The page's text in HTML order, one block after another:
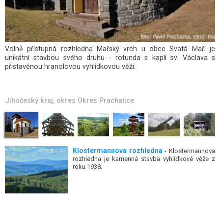
Volně přístupná rozhledna Mařský vrch u obce Svatá Maří je
unikátní stavbou svého druhu - rotunda s kaplí sv. Václava s
přistavěnou hranolovou vyhlídkovou věží.
Jihočeský kraj, okres Okres Prachatice
Klostermannova rozhledna - Klostermannova
rozhledna je kamenná stavba vyhlídkové věže z
roku 1938.